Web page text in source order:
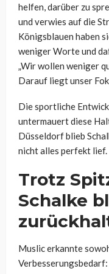
helfen, darüber zu
und verwies auf die
Königsblauen haben
weniger Worte und
„Wir wollen weniger
Darauf liegt unser
Die sportliche
untermauert diese
Düsseldorf blieb
nicht alles perfekt lief.
Trotz
Schalke
Muslic erkannte